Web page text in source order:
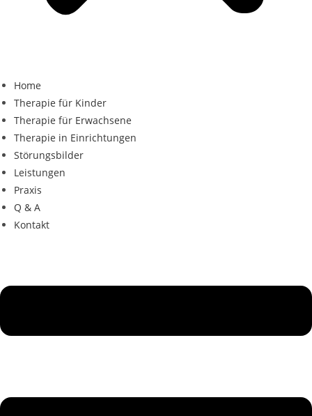
Home
Therapie für Kinder
Therapie für Erwachsene
Therapie in Einrichtungen
Störungsbilder
Leistungen
Praxis
Q & A
Kontakt